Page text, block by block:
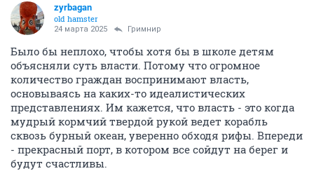
zyrbagan
old hamster
24 марта 2025 Гримнир
Было бы неплохо, чтобы хотя бы в школе детям
объясняли суть власти. Потому что огромное
количество граждан воспринимают власть,
основываясь на каких-то идеалистических
представлениях. Им кажется, что власть - это когда
мудрый кормчий твердой рукой ведет корабль
сквозь бурный океан, уверенно обходя рифы. Впереди
- прекрасный порт, в котором все сойдут на берег и
будут счастливы.